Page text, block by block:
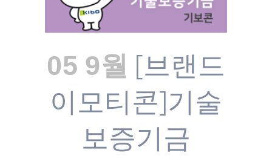
05 9월 [브랜드
이모티콘]기술
보증기금